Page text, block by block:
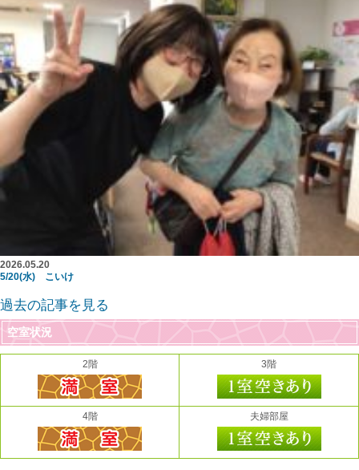
2026.05.20
5/20(水) こいけ
過去の記事を見る
空室状況
2階 3階
4階 夫婦部屋